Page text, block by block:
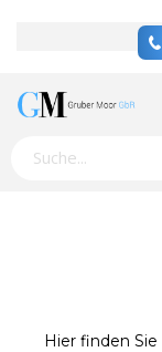
Hier finden